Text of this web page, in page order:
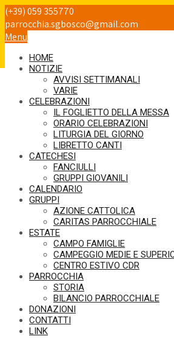
(+39) 059 355770
parrocchia.sgbosco@gmail.com
Menu
HOME
NOTIZIE
AVVISI SETTIMANALI
VARIE
CELEBRAZIONI
IL FOGLIETTO DELLA MESSA
ORARIO CELEBRAZIONI
LITURGIA DEL GIORNO
LIBRETTO CANTI
CATECHESI
FANCIULLI
GRUPPI GIOVANILI
CALENDARIO
GRUPPI
AZIONE CATTOLICA
CARITAS PARROCCHIALE
ESTATE
CAMPO FAMIGLIE
CAMPEGGIO MEDIE E
CENTRO ESTIVO CDR
PARROCCHIA
STORIA
BILANCIO PARROCCHIALE
DONAZIONI
CONTATTI
LINK